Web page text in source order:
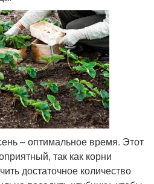
– оптимальное время. Этот
так как корни
достаточное количество